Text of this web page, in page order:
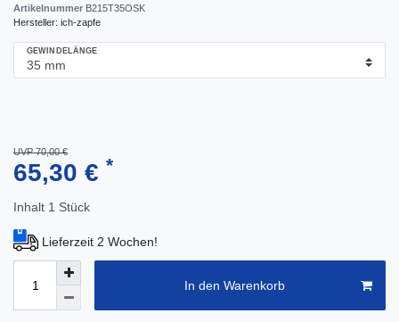
Artikelnummer B215T35OSK
Hersteller: ich-zapfe
GEWINDELÄNGE
UVP 70,00 €
65,30 € *
Inhalt 1 Stück
Lieferzeit 2 Wochen!
In den Warenkorb